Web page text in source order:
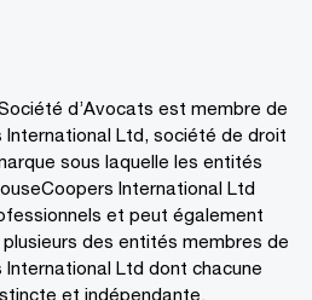
d’Avocats est membre de
Ltd, société de droit
sous laquelle les entités
International Ltd
et peut également
des entités membres de
Ltd dont chacune
et indépendante.